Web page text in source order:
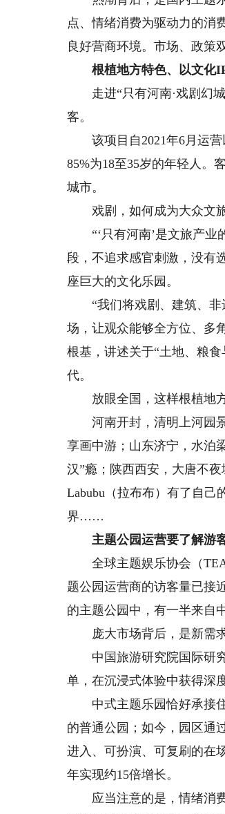
点、情绪消费为驱动力的消
良好营商环境。市场、政策
根植地方特色、以文化
走进“只有河南·戏剧幻城
客。
该项目自2021年6月运营
85%为18至35岁的年轻人。
城市。
戏剧，如何成为大众文旅
“‘只有河南’是文旅产业
段，不追求感官刺激，没有
座巨大的文化乐园。
“我们将戏剧、建筑、非
场，让观众能够全方位、多
根基，讲述关于“土地、粮
代。
放眼全国，这样根植地方
河南开封，清明上河园景
享画中游；山东济宁，水泊
汉”瘾；陕西西安，大唐不
Labubu（拉布布）有了自
界……
主题公园运营要了解游
全球主题娱乐协会（TEA
题公园运营商的访客量已接
的主题公园中，有一半来自
庞大市场背后，是新需求
中国旅游研究院国际研究
单，在沉浸式体验中获得深
中式主题乐园恰好承接住
的普通公园；如今，园区通
进入、可扮演、可复刷的在
年实现约15倍增长。
应当注意的是，情绪消费